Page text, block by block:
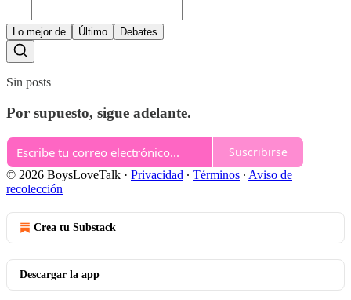
Lo mejor de Último Debates
Sin posts
Por supuesto, sigue adelante.
Suscribirse
© 2026 BoysLoveTalk · Privacidad ∙ Términos ∙ Aviso de
recolección
Crea tu Substack
Descargar la app